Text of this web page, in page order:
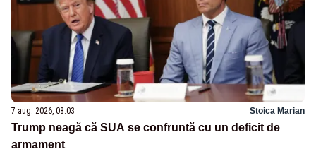
7 aug. 2026, 08:03 Stoica Marian
Trump neagă că SUA se confruntă cu un deficit de
armament